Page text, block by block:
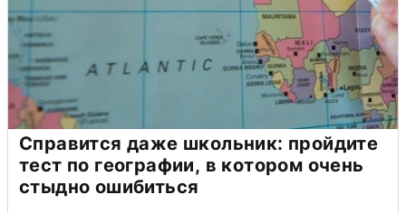
Справится даже школьник: пройдите
тест по географии, в котором очень
стыдно ошибиться